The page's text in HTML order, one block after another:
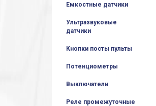
Емкостные датчики
Ультразвуковые
датчики
Кнопки посты пульты
Потенциометры
Выключатели
Реле промежуточные